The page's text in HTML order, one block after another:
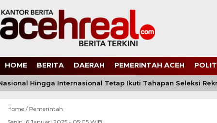
HOME BERITA DAERAH PEMERINTAH ACEH
Hingga Internasional Tetap Ikuti Tahapan Seleksi
Home / Pemerintah